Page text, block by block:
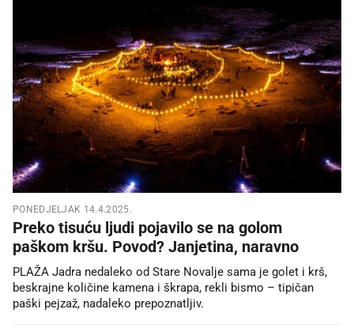
PONEDJELJAK 14.4.2025.
Preko tisuću ljudi pojavilo se na golom
paškom kršu. Povod? Janjetina, naravno
PLAŽA Jadra nedaleko od Stare Novalje sama je golet i krš,
beskrajne količine kamena i škrapa, rekli bismo – tipičan
paški pejzaž, nadaleko prepoznatljiv.